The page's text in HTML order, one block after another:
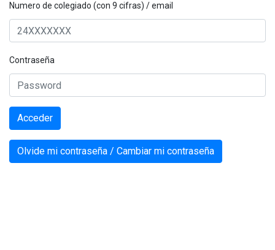
Numero de colegiado (con 9 cifras) / email
Contraseña
Acceder
Olvide mi contraseña / Cambiar mi contraseña